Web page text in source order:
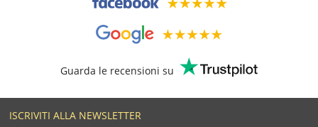
Guarda le recensioni su
ISCRIVITI ALLA NEWSLETTER